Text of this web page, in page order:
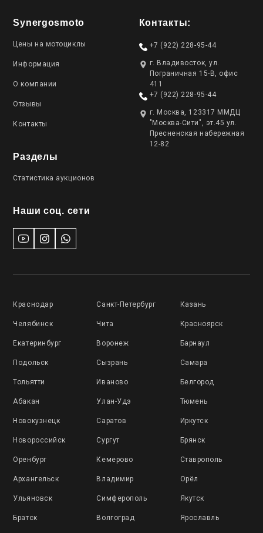
Synergosmoto
Цены на мотоциклы
Информация
О компании
Отзывы
Контакты
Разделы
Статистика аукционов
Наши соц. сети
Контакты:
+7 (922) 228-95-44
г. Владивосток, ул.
Пограничная 15-В, офис
411
+7 (922) 228-95-44
г. Москва, 123317 ММДЦ
"Москва-Сити", эт.45 ул.
Пресненская набережная
12-82
Краснодар Санкт-Петербург Казань
Челябинск Чита Красноярск
Екатеринбург Воронеж Барнаул
Подольск Сызрань Самара
Тольятти Иваново Белгород
Абакан Улан-Удэ Тюмень
Новокузнецк Саратов Иркутск
Новороссийск Сургут Брянск
Оренбург Кемерово Ставрополь
Архангельск Владимир Орёл
Ульяновск Симферополь Якутск
Братск Волгоград Ярославль